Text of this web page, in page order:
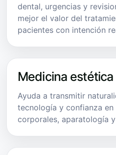
dental, urgencias y
mejor el valor del
pacientes con intención
Medicina estética
Ayuda a transmitir
tecnología y confianza
corporales, aparatología